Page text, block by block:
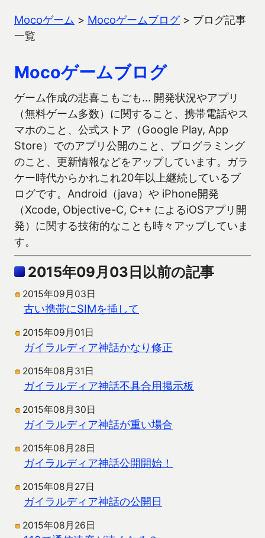
Mocoゲーム > Mocoゲームブログ> ブログ記事
一覧
Mocoゲームブログ
ゲーム作成の悲喜こもごも… 開発状況やアプリ
（無料ゲーム多数）に関すること、携帯電話やス
マホのこと、公式ストア（Google Play, App
Store）でのアプリ公開のこと、プログラミング
のこと、更新情報などをアップしています。ガラ
ケー時代からかれこれ20年以上継続しているブ
ログです。Android（java）や iPhone開発
（Xcode, Objective-C, C++ によるiOSアプリ開
発）に関する技術的なことも時々アップしていま
す。
2015年09月03日以前の記事
2015年09月03日
古い携帯にSIMを挿して
2015年09月01日
ガイラルディア神話かなり修正
2015年08月31日
ガイラルディア神話不具合用掲示板
2015年08月30日
ガイラルディア神話が重い場合
2015年08月28日
ガイラルディア神話公開開始！
2015年08月27日
ガイラルディア神話の公開日
2015年08月26日